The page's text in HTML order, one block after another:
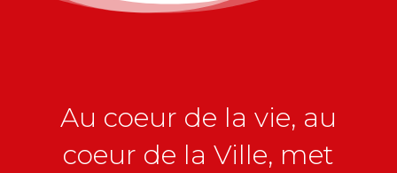
Au coeur de la vie, au
coeur de la Ville, met